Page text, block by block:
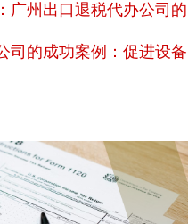
出口退税代办公司的成功案例
例：促进设备出口退税的有效解决方案